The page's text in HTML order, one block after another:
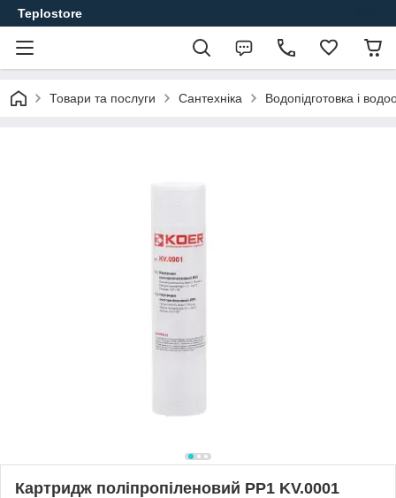
Teplostore
Товари та послуги Сантехніка Водопідготовка і
Картридж поліпропіленовий PP1 KV.0001